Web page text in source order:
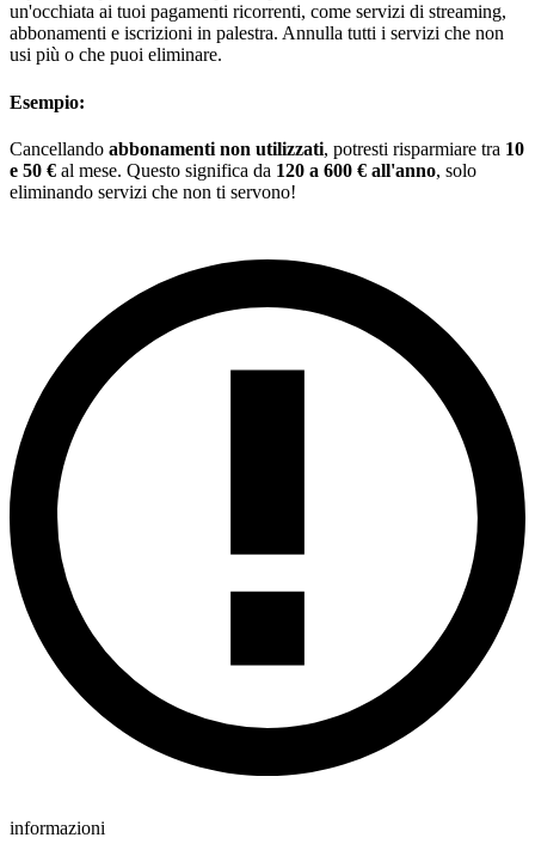
un'occhiata ai tuoi pagamenti ricorrenti, come servizi di streaming,
abbonamenti e iscrizioni in palestra. Annulla tutti i servizi che non
usi più o che puoi eliminare.
Esempio:
Cancellando abbonamenti non utilizzati, potresti risparmiare tra 10
e 50 € al mese. Questo significa da 120 a 600 € all'anno, solo
eliminando servizi che non ti servono!
informazioni